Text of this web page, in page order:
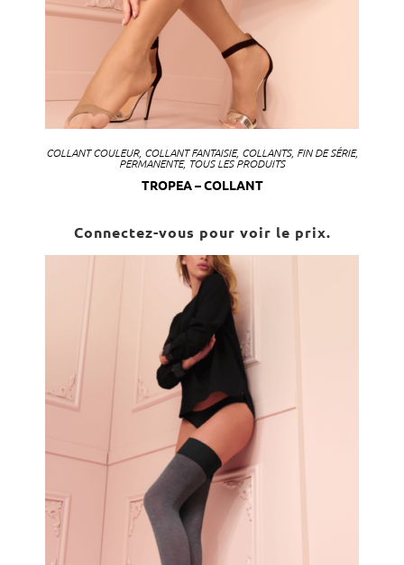
COLLANT COULEUR, COLLANT FANTAISIE, COLLANTS, FIN DE SÉRIE,
PERMANENTE, TOUS LES PRODUITS
TROPEA – COLLANT
Connectez-vous pour voir le prix.